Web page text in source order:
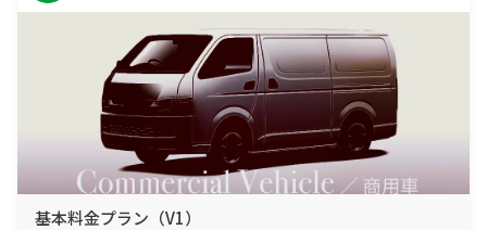
基本料金プラン（V1）